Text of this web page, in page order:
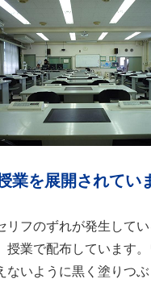
業を展開されてい
リフのずれが発生して
業で配布しています
いように黒く塗りつぶ